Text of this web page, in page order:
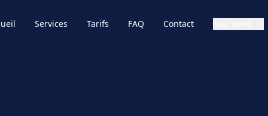
Services Tarifs FAQ Contact